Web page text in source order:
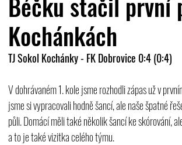
Kochánkách
TJ Sokol Kochánky - FK Dobrovice 0:4 (0:4)
V dohrávaném 1. kole jsme rozhodli zápas už v
jsme si vypracovali hodně šancí, ale naše špatné
půli. Domácí měli také několik šancí ke skórování,
a to je také vizitka celého týmu.